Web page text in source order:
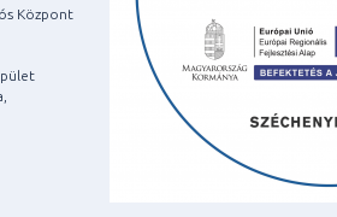
Központ